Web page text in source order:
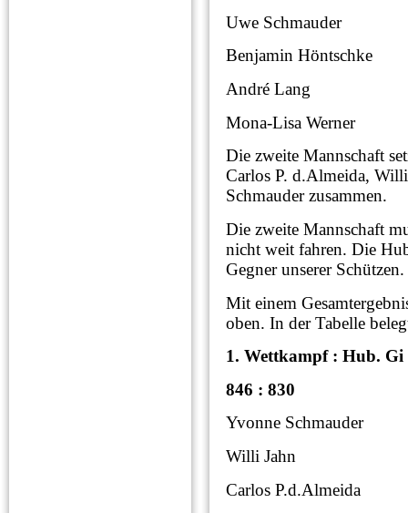
Uwe Schmauder
Benjamin Höntschke
André Lang
Mona-Lisa Werner
Die zweite Mannschaft
Carlos P. d.Almeida,
Schmauder zusammen.
Die zweite Mannschaft
nicht weit fahren. Die
Gegner unserer Schützen.
Mit einem
oben. In der Tabelle
1. Wettkampf : Hub. Gi
846 : 830
Yvonne Schmauder
Willi Jahn
Carlos P.d.Almeida